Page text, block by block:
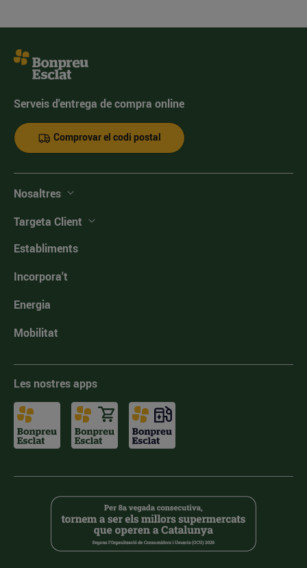
Serveis d'entrega de compra online
Comprovar el codi postal
Nosaltres
Targeta Client
Establiments
Incorpora't
Energia
Mobilitat
Les nostres apps